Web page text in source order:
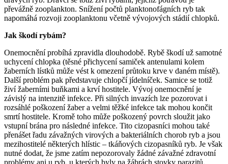
převážně zooplankton. Snížení počtů planktonofágních ryb tak
napomáhá rozvoji zooplanktonu včetně vývojových stádií chlopků.
Jak škodí rybám?
Onemocnění probíhá zpravidla dlouhodobě. Rybě škodí už samotné
uchycení chlopka (těsné přichycení samiček antenulami kolem
žaberních lístků může vést k omezení průtoku krve v daném místě).
Další problém pak představuje chlopčí jídelníček. Samice se totiž
živí žaberními buňkami a krví hostitele. Vývoj onemocnění je
závislý na intenzitě infekce. Při silných invazích lze pozorovat i
rozsáhlé poškození žaber a velmi těžké infekce tak mohou končit
smrtí hostitele. Kromě toho může poškozený povrch sloužit jako
vstupní brána pro následné infekce. Tito cizopasníci mohou také
přenášet řadu závažných virových a bakteriálních chorob ryb a jsou
mezihostitelé některých hlístic – tkáňových cizopasníků ryb. Je však
nutné dodat, že jsme zatím nepozorovaly žádné závažné zdravotní
problémy ani u ryb, u kterých byly na žábrách stovky parazitů.